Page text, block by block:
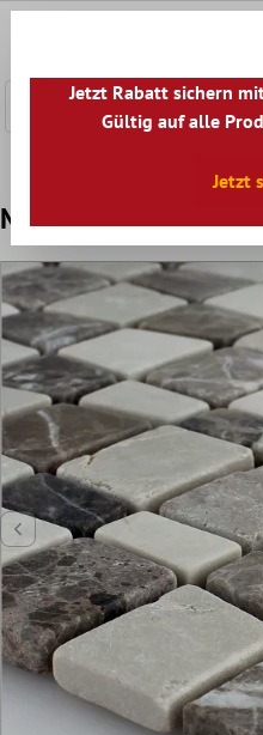
Mosaikfliesen
Jetzt Rabatt sichern
Gültig auf alle
Jetzt